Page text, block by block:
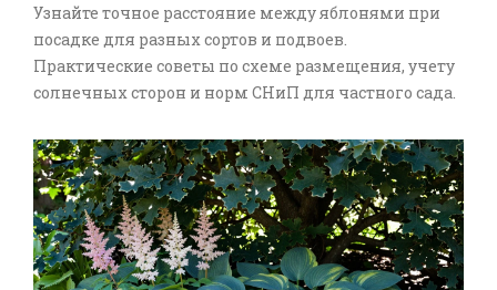
Узнайте точное расстояние между яблонями при
посадке для разных сортов и подвоев.
Практические советы по схеме размещения, учету
солнечных сторон и норм СНиП для частного сада.